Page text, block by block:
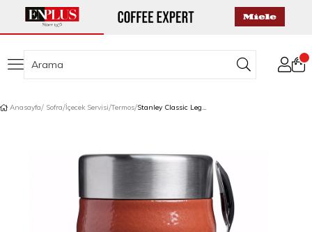
Anasayfa Sofra İçecek Servisi Termos Stanley Classic Legendary Yemek Termosu Kaşıklı 0,4 L Kiremit